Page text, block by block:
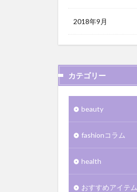
2018年9月
カテゴリー
beauty
fashionコラム
health
おすすめアイテム